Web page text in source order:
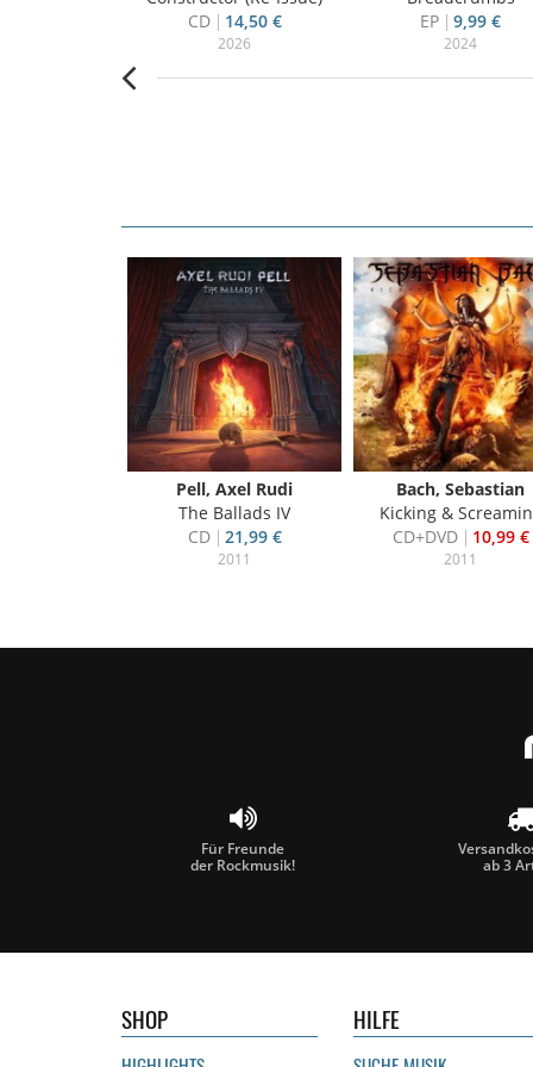
CD
14,50 €
2026
EP
9,99 €
2024
Pell, Axel Rudi
The Ballads IV
CD
21,99 €
2011
Bach, Sebastian
Kicking &
CD+DVD
10,99 €
2011
Für Freunde
der Rockmusik!
ab 3
SHOP HILFE